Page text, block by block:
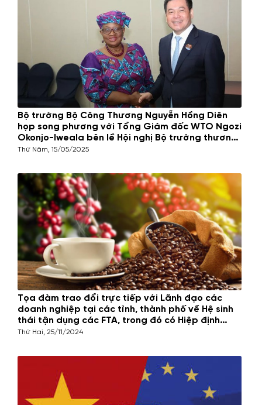
Bộ trưởng Bộ Công Thương Nguyễn Hồng Diên
họp song phương với Tổng Giám đốc WTO Ngozi
Okonjo-Iweala bên lề Hội nghị Bộ trưởng thương
mại APEC lần thứ 31 (MRT 31)
Thứ Năm, 15/05/2025
Tọa đàm trao đổi trực tiếp với Lãnh đạo các
doanh nghiệp tại các tỉnh, thành phố về Hệ sinh
thái tận dụng các FTA, trong đó có Hiệp định
CPTPP, trong lĩnh vực cà phê tại Hà Nội
Thứ Hai, 25/11/2024